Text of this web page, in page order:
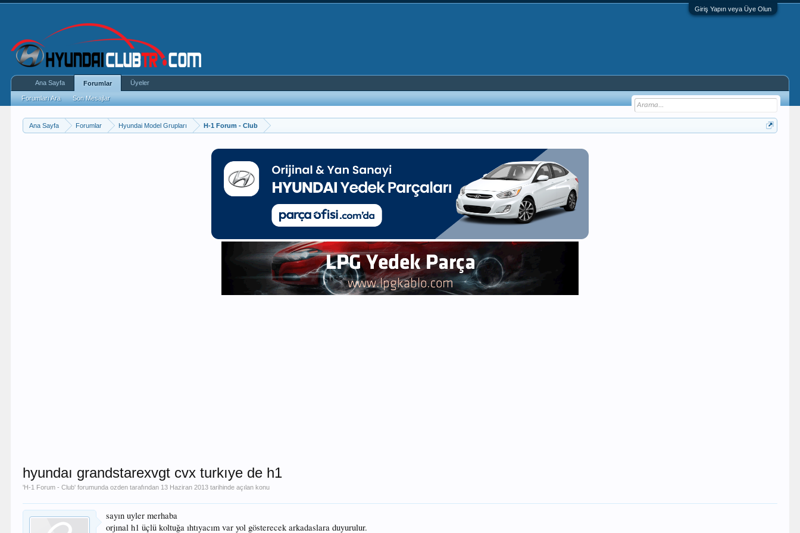
Giriş Yapın veya Üye Olun
Ana Sayfa Forumlar Hyundai Model Grupları H-1 Forum - Club
hyundaı grandstarexvgt cvx turkıye de h1
'H-1 Forum - Club' forumundaozden tarafından 13 Haziran 2013 tarihinde açılan konu
sayın uyler merhaba
orjınal h1 üçlü koltuğa ıhtıyacım var yol gösterecek arkadaslara duyurulur.
Ana Sayfa Forumlar
Forumları Ara Son Mesajlar
Üyeler